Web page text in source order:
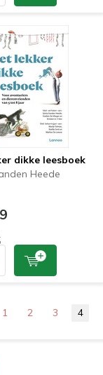
dikke leesboek
Heede
1 2 3 4